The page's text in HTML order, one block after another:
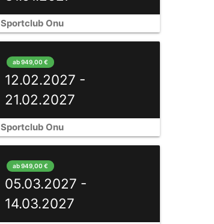
Sportclub Onu
ab 949,00 €
12.02.2027 -
21.02.2027
Sportclub Onu
ab 949,00 €
05.03.2027 -
14.03.2027